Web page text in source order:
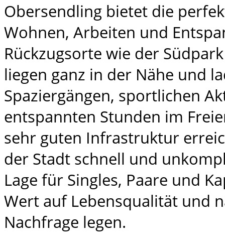
Obersendling bietet die
Wohnen, Arbeiten und
Rückzugsorte wie der
liegen ganz in der Nähe und
Spaziergängen, sportlichen
entspannten Stunden im
sehr guten Infrastruktur
der Stadt schnell und
Lage für Singles, Paare und
Wert auf Lebensqualität und
Nachfrage legen.